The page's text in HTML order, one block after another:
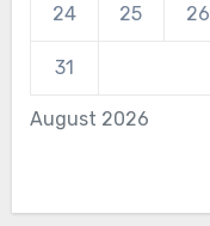
August 2026
24 25 26
31